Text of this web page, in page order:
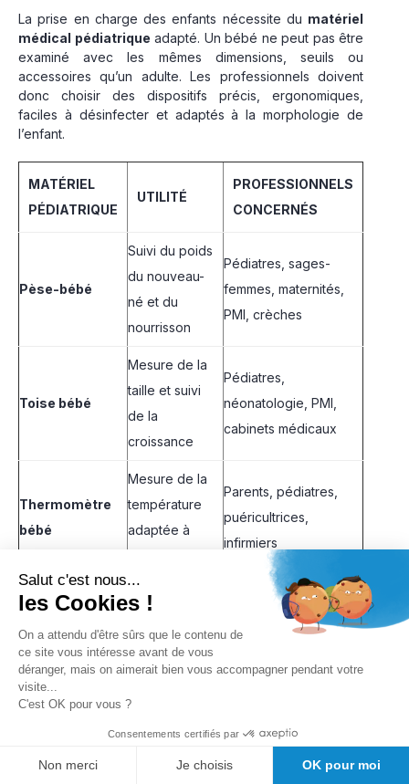
La prise en charge des enfants nécessite du matériel
médical pédiatrique adapté. Un bébé ne peut pas être
examiné avec les mêmes dimensions, seuils ou
accessoires qu’un adulte. Les professionnels doivent
donc choisir des dispositifs précis, ergonomiques,
faciles à désinfecter et adaptés à la morphologie de
l’enfant.
MATÉRIEL
PÉDIATRIQUE
UTILITÉ
PROFESSIONNELS
CONCERNÉS
Pèse-bébé
Suivi du poids
du nouveau-
né et du
nourrisson
Pédiatres, sages-
femmes, maternités,
PMI, crèches
Toise bébé
Mesure de la
taille et suivi
de la
croissance
Pédiatres,
néonatologie, PMI,
cabinets médicaux
Thermomètre
bébé
Mesure de la
température
adaptée à
Parents, pédiatres,
puéricultrices,
infirmiers
Doppler fœtal
Écoute du
cardiaque
fœtal dans un
Sages-femmes,
Parents, pédiatres,
Salut c'est nous...
les Cookies !
On a attendu d'être sûrs que le contenu de
ce site vous intéresse avant de vous
déranger, mais on aimerait bien vous accompagner pendant votre
visite...
C'est OK pour vous ?
Consentements certifiés par
Non merci Je choisis OK pour moi